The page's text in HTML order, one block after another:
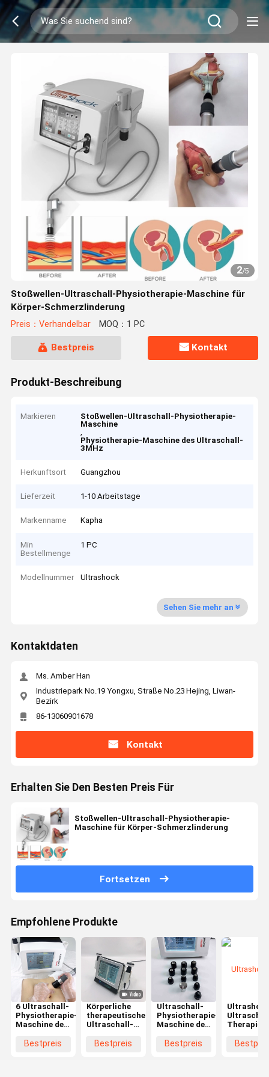
2/5
Stoßwellen-Ultraschall-Physiotherapie-Maschine für
Körper-Schmerzlinderung
Preis：Verhandelbar MOQ：1 PC
Bestpreis Kontakt
Produkt-Beschreibung
Markieren
Stoßwellen-Ultraschall-Physiotherapie-
Maschine
,
Physiotherapie-Maschine des Ultraschall-
3MHz
Herkunftsort Guangzhou
Lieferzeit 1-10 Arbeitstage
Markenname Kapha
Min
Bestellmenge
1 PC
Modellnummer Ultrashock
Sehen Sie mehr an
Kontaktdaten
Ms. Amber Han
Industriepark No.19 Yongxu, Straße No.23 Hejing, Liwan-
Bezirk
86-13060901678
Kontakt
Erhalten Sie Den Besten Preis Für
Stoßwellen-Ultraschall-Physiotherapie-
Maschine für Körper-Schmerzlinderung
Fortsetzen
Empfohlene Produkte
6 Ultraschall-
Physiotherapie-
Maschine der
21Hz für
Bestpreis
Körperliche
therapeutische
Ultraschall-
Hauptmaschine
Bestpreis
Ultraschall-
Physiotherapie-
Maschine der
6 der
Bestpreis
Therapie-
Schulter